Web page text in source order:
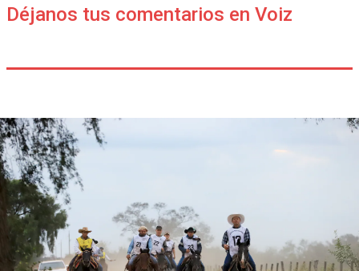
Déjanos tus comentarios en Voiz